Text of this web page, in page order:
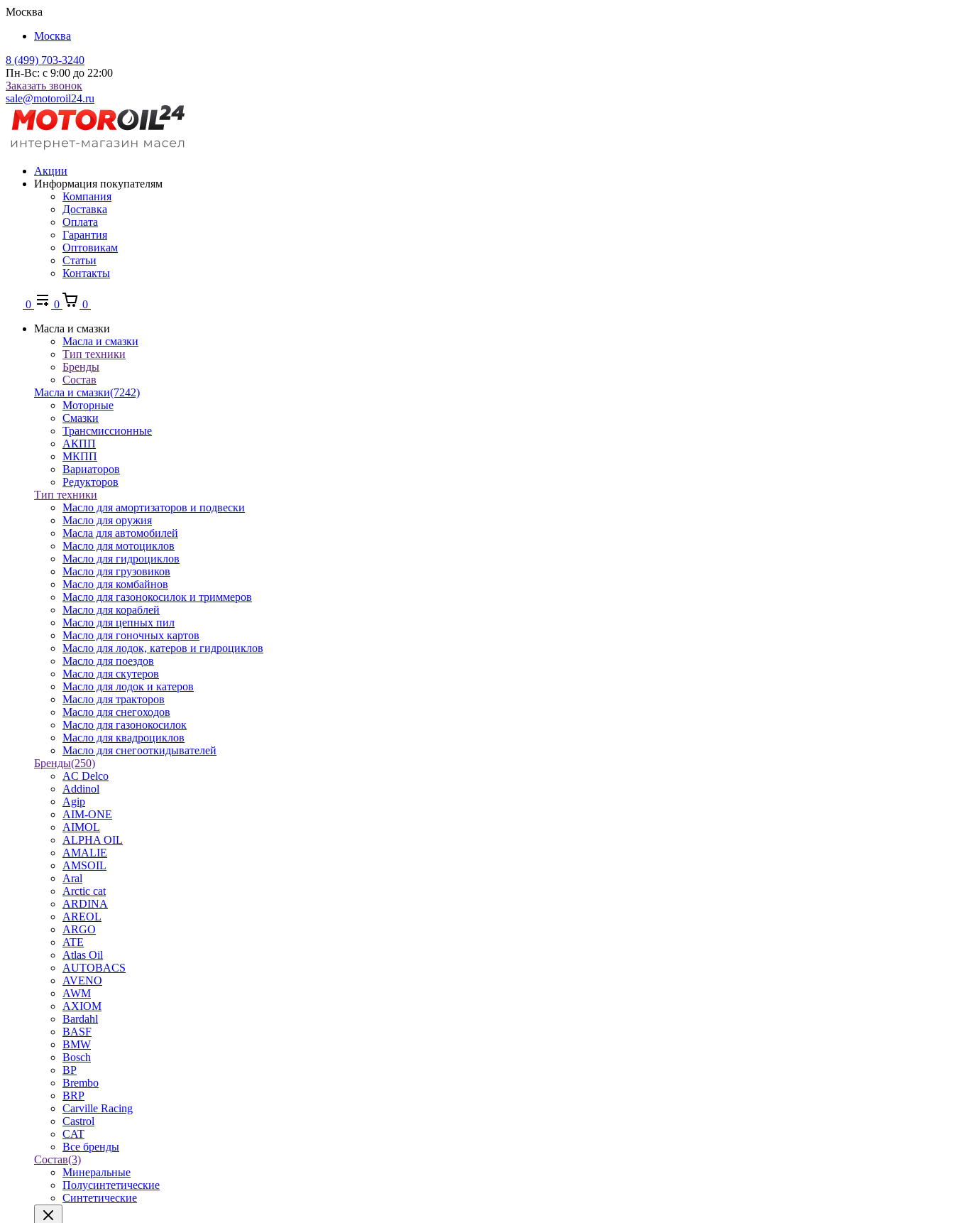
Москва
Москва
8 (499) 703-3240
Пн-Вс: с 9:00 до 22:00
Заказать звонок
sale@motoroil24.ru
Акции
Информация покупателям
Компания
Доставка
Оплата
Гарантия
Оптовикам
Статьи
Контакты
0 0
0
Масла и смазки
Масла и смазки
Тип техники
Бренды
Состав
Масла и смазки(7242)
Моторные
Смазки
Трансмиссионные
АКПП
МКПП
Вариаторов
Редукторов
Тип техники
Масло для амортизаторов и подвески
Масло для оружия
Масла для автомобилей
Масло для мотоциклов
Масло для гидроциклов
Масло для грузовиков
Масло для комбайнов
Масло для газонокосилок и триммеров
Масло для кораблей
Масло для цепных пил
Масло для гоночных картов
Масло для лодок, катеров и гидроциклов
Масло для поездов
Масло для скутеров
Масло для лодок и катеров
Масло для тракторов
Масло для снегоходов
Масло для газонокосилок
Масло для квадроциклов
Масло для снегооткидывателей
Бренды(250)
AC Delco
Addinol
Agip
AIM-ONE
AIMOL
ALPHA OIL
AMALIE
AMSOIL
Aral
Arctic cat
ARDINA
AREOL
ARGO
ATE
Atlas Oil
AUTOBACS
AVENO
AWM
AXIOM
Bardahl
BASF
BMW
Bosch
BP
Brembo
BRP
Carville Racing
Castrol
CAT
Все бренды
Состав(3)
Минеральные
Полусинтетические
Синтетические